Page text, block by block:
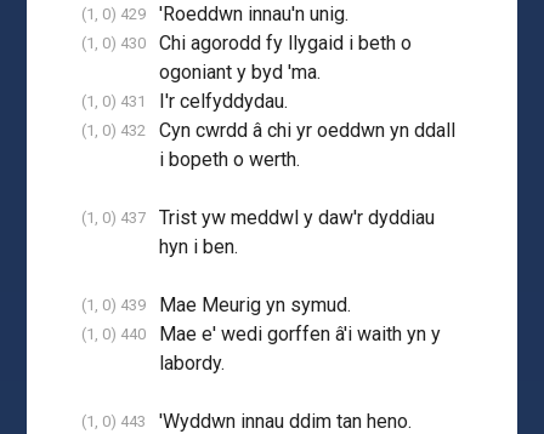
(1, 0) 429 'Roeddwn innau'n unig.
(1, 0) 430
Chi agorodd fy llygaid i beth o
ogoniant y byd 'ma.
(1, 0) 431 I'r celfyddydau.
(1, 0) 432
Cyn cwrdd â chi yr oeddwn yn ddall
i bopeth o werth.
(1, 0) 437
Trist yw meddwl y daw'r dyddiau
hyn i ben.
(1, 0) 439 Mae Meurig yn symud.
(1, 0) 440
Mae e' wedi gorffen â'i waith yn y
labordy.
(1, 0) 443 'Wyddwn innau ddim tan heno.